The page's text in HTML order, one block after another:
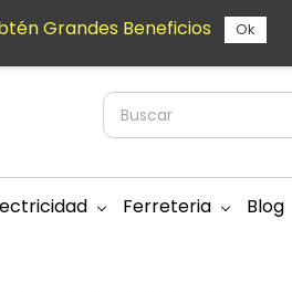
Ferreteria Blog
Grandes Beneficios Ok